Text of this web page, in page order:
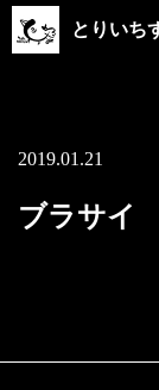
とりいち
2019.01.21
ブラサイ